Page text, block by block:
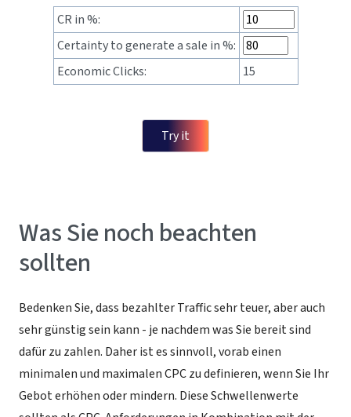
CR in %:
Certainty to generate a sale in %:
Economic Clicks:
15
Try it
Was Sie noch beachten
sollten
Bedenken Sie, dass bezahlter Traffic sehr teuer, aber auch
sehr günstig sein kann - je nachdem was Sie bereit sind
dafür zu zahlen. Daher ist es sinnvoll, vorab einen
minimalen und maximalen CPC zu definieren, wenn Sie Ihr
Gebot erhöhen oder mindern. Diese Schwellenwerte